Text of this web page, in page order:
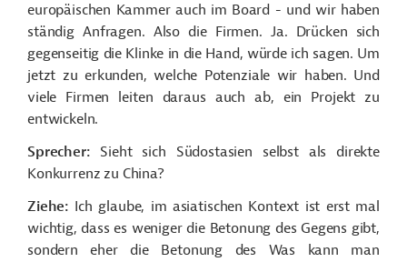
europäischen Kammer auch im Board - und wir haben
ständig Anfragen. Also die Firmen. Ja. Drücken sich
gegenseitig die Klinke in die Hand, würde ich sagen. Um
jetzt zu erkunden, welche Potenziale wir haben. Und
viele Firmen leiten daraus auch ab, ein Projekt zu
entwickeln.
Sprecher: Sieht sich Südostasien selbst als direkte
Konkurrenz zu China?
Ziehe: Ich glaube, im asiatischen Kontext ist erst mal
wichtig, dass es weniger die Betonung des Gegens gibt,
sondern eher die Betonung des Was kann man